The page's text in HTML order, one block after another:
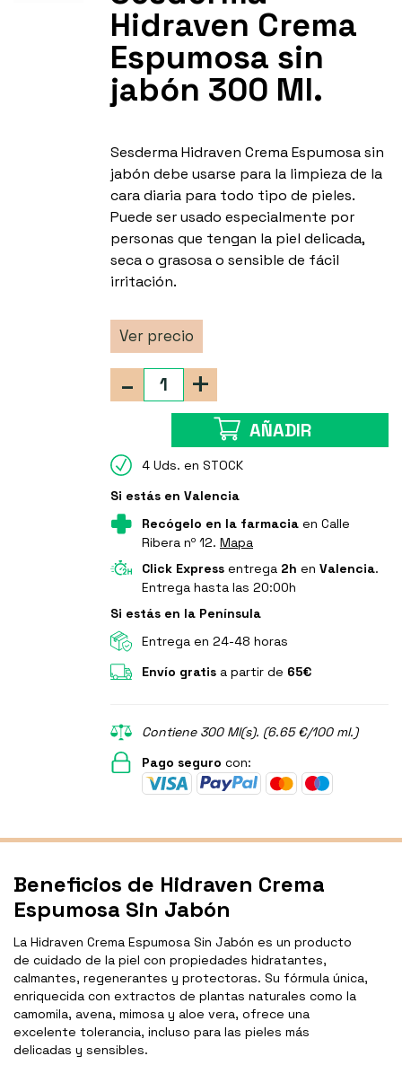
Hidraven Crema
Espumosa sin
jabón 300 Ml.
Sesderma Hidraven Crema Espumosa sin
jabón debe usarse para la limpieza de la
cara diaria para todo tipo de pieles.
Puede ser usado especialmente por
personas que tengan la piel delicada,
seca o grasosa o sensible de fácil
irritación.
Ver precio
+
-
AÑADIR
4 Uds. en STOCK
Si estás en Valencia
Recógelo en la farmacia en Calle
Ribera nº 12.Mapa
Click Express entrega 2h enValencia.
Entrega hasta las 20:00h
Si estás en la Península
Entrega en 24-48 horas
Envío gratis a partir de 65€
Contiene 300 Ml(s). (6.65 €/100 ml.)
Pago seguro con:
Beneficios de Hidraven Crema
Espumosa Sin Jabón
La Hidraven Crema Espumosa Sin Jabón es un producto
de cuidado de la piel con propiedades hidratantes,
calmantes, regenerantes y protectoras. Su fórmula única,
enriquecida con extractos de plantas naturales como la
camomila, avena, mimosa y aloe vera, ofrece una
excelente tolerancia, incluso para las pieles más
delicadas y sensibles.